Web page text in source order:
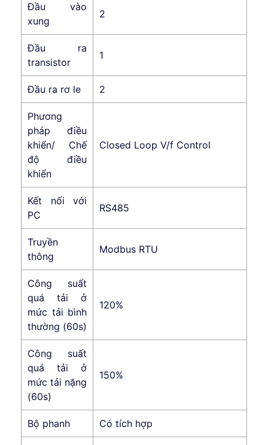
Đầu vào
xung
2
Đầu ra
transistor
1
Đầu ra rơ le 2
Phương
pháp điều
khiển/ Chế
độ điều
khiển
Closed Loop V/f Control
Kết nối với
PC
RS485
Truyền
thông
Modbus RTU
Công suất
quá tải ở
mức tải bình
thường (60s)
120%
Công suất
quá tải ở
mức tải nặng
(60s)
150%
Bộ phanh Có tích hợp